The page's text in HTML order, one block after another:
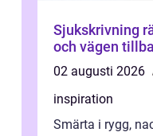
Sjukskrivning rättigheter, ersättning
och vägen
02 augusti 2026
inspiration
Smärta i rygg,